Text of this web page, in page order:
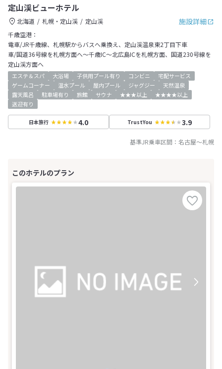
定山渓ビューホテル
施設詳細
北海道 札幌・定山渓
定山渓
千歳空港：
電車/JR千歳線、札幌駅からバスへ乗換え、定山渓温泉東2丁目下車
車/国道36号線を札幌方面へ～千歳IC～北広島ICを札幌方面、国道230号線を
定山渓方面へ
エステ＆スパ 大浴場 子供用プール有り コンビニ
宅配サービス
ゲームコーナー
温水プール 屋内プール ジャグジー
天然温泉
露天風呂
駐車場有り 旅館 サウナ ★★★以上
★★★★以上
送迎有り
日本旅行 4.0 TrustYou 3.9
基準JR乗車区間： 名古屋～札幌